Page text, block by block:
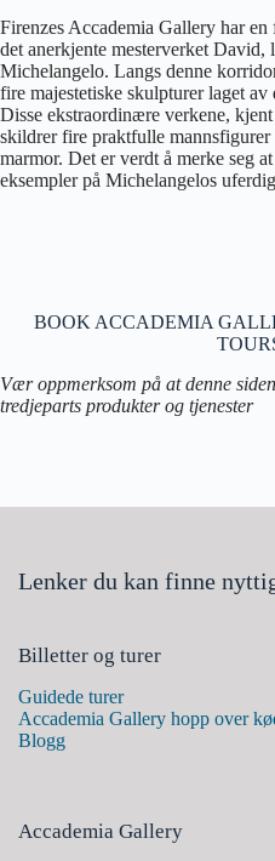
Firenzes Accademia Gallery har
det anerkjente mesterverket David,
Michelangelo. Langs denne
fire majestetiske skulpturer laget
Disse ekstraordinære verkene,
skildrer fire praktfulle
marmor. Det er verdt å merke seg
eksempler på Michelangelos
BOOK ACCADEMIA
Vær oppmerksom på at denne
tredjeparts produkter og tjenester
Lenker du kan finne
Billetter og turer
Guidede turer
Accademia Gallery hopp over
Blogg
Accademia Gallery